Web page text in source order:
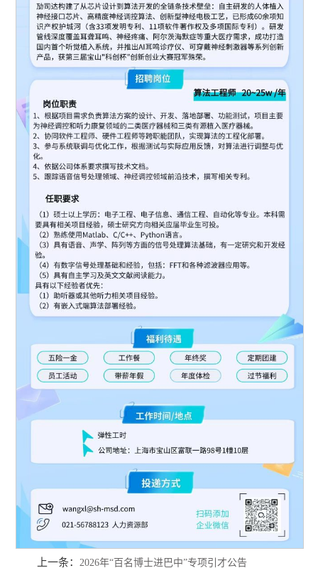
上一条： 2026年“百名博士进巴中”专项引才公告